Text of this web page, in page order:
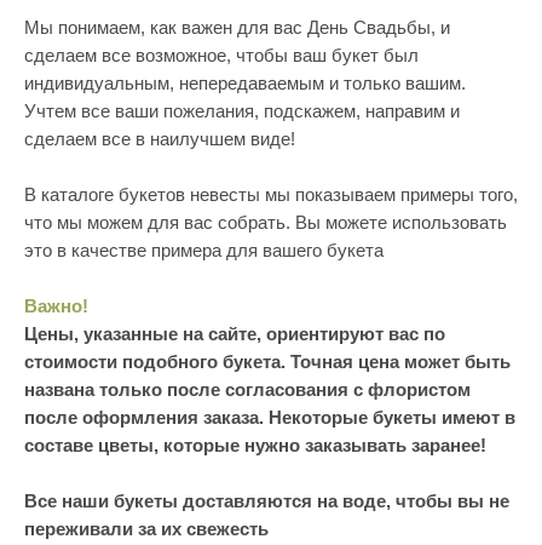
Мы понимаем, как важен для вас День Свадьбы, и
сделаем все возможное, чтобы ваш букет был
индивидуальным, непередаваемым и только вашим.
Учтем все ваши пожелания, подскажем, направим и
сделаем все в наилучшем виде!
В каталоге букетов невесты мы показываем примеры того,
что мы можем для вас собрать. Вы можете использовать
это в качестве примера для вашего букета
Важно!
Цены, указанные на сайте, ориентируют вас по
стоимости подобного букета. Точная цена может быть
названа только после согласования с флористом
после оформления заказа. Некоторые букеты имеют в
составе цветы, которые нужно заказывать заранее!
Все наши букеты доставляются на воде, чтобы вы не
переживали за их свежесть